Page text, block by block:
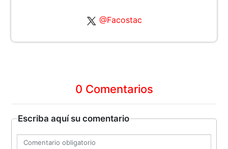
@Facostac
0 Comentarios
Escriba aquí su comentario